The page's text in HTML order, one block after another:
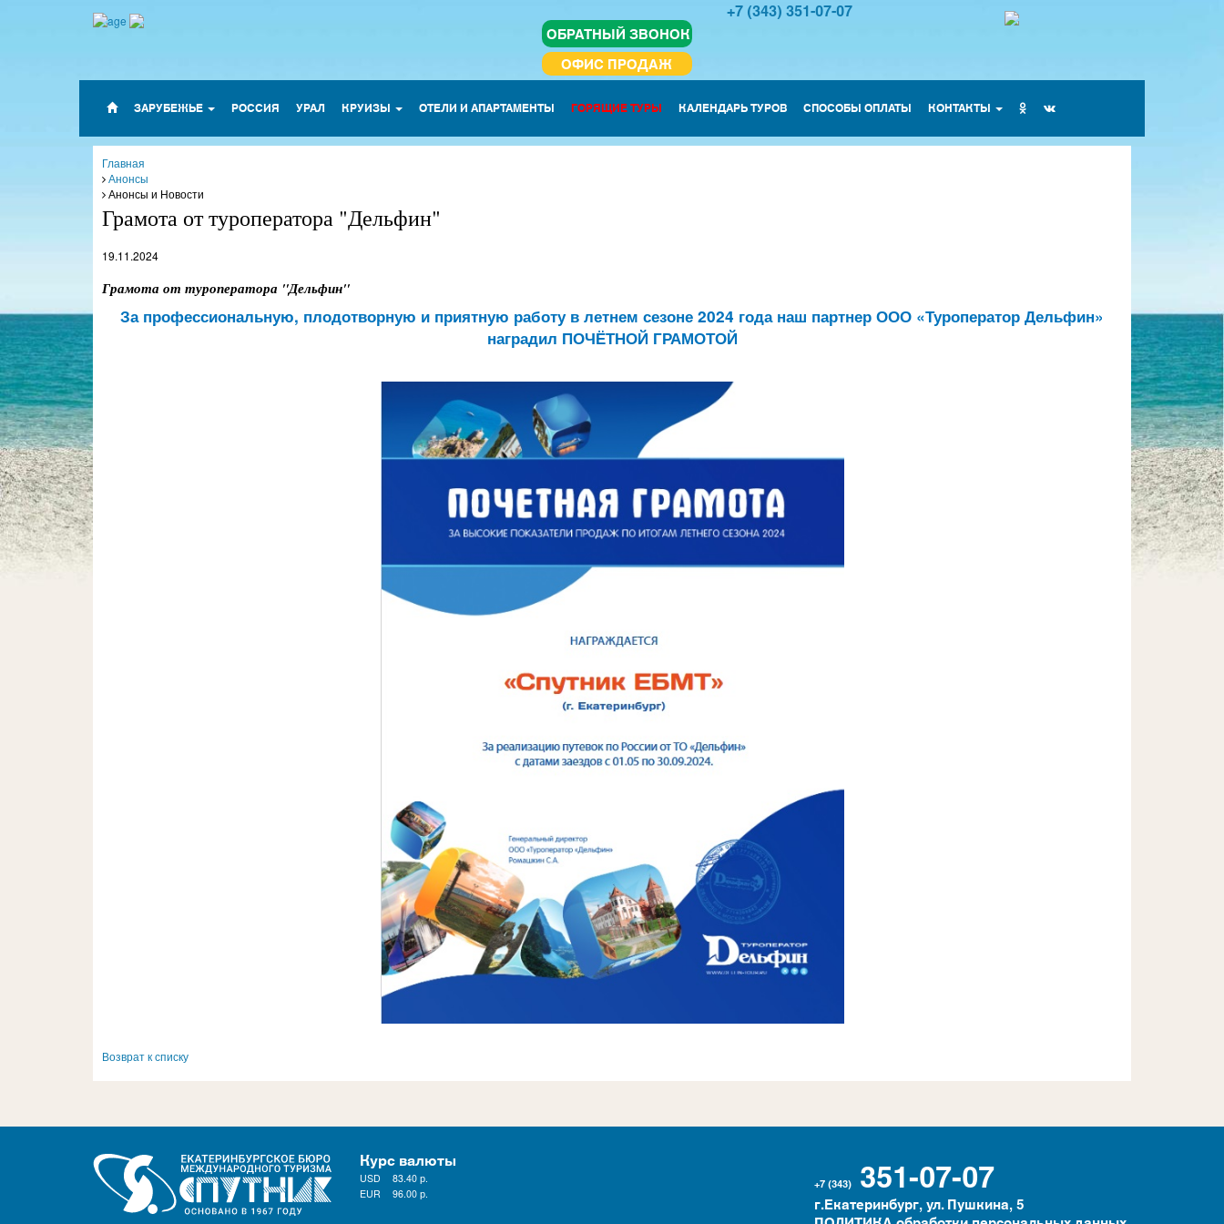
ОБРАТНЫЙ ЗВОНОК
ОФИС ПРОДАЖ
+7 (343) 351-07-07
ЗАРУБЕЖЬЕ РОССИЯ УРАЛ КРУИЗЫ ОТЕЛИ И АПАРТАМЕНТЫ ГОРЯЩИЕ ТУРЫ КАЛЕНДАРЬ ТУРОВ СПОСОБЫ ОПЛАТЫ КОНТАКТЫ
Главная
Анонсы
Анонсы и Новости
Грамота от туроператора "Дельфин"
19.11.2024
Грамота от туроператора "Дельфин"
За профессиональную, плодотворную и приятную работу в летнем сезоне 2024 года наш партнер ООО «Туроператор Дельфин»
наградил ПОЧЁТНОЙ ГРАМОТОЙ
Возврат к списку
Курс валюты
USD 83.40 р.
EUR
96.00 р.
+7 (343) 351-07-07
г.Екатеринбург, ул. Пушкина, 5